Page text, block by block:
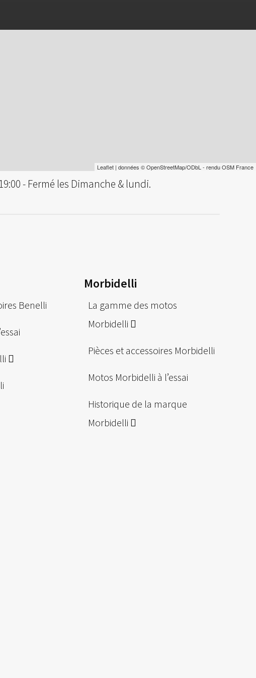
Leaflet | données ©OpenStreetMap/ODbL - renduOSM France
- Fermé les Dimanche & lundi.
Benelli
Morbidelli
La gamme des motos
Morbidelli
Pièces et accessoires Morbidelli
Motos Morbidelli à l’essai
Historique de la marque
Morbidelli